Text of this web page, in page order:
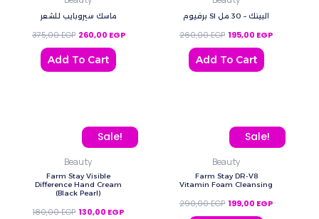
ماسك سيروبايب للشعر
375,00EGP 260,00 EGP
Add To Cart
برفيوم SI البينك – 30 مل
260,00EGP 195,00 EGP
Add To Cart
Sale!
Beauty
Farm Stay Visible
Difference Hand Cream
(Black Pearl)
180,00EGP
Original price was: 180,00 EGP.
130,00 EGP
Current price is: 130,00 EGP. Sale!
Beauty
Farm Stay DR-V8
Vitamin Foam Cleansing
290,00EGP
Original price was:
199,00 EGP
Current